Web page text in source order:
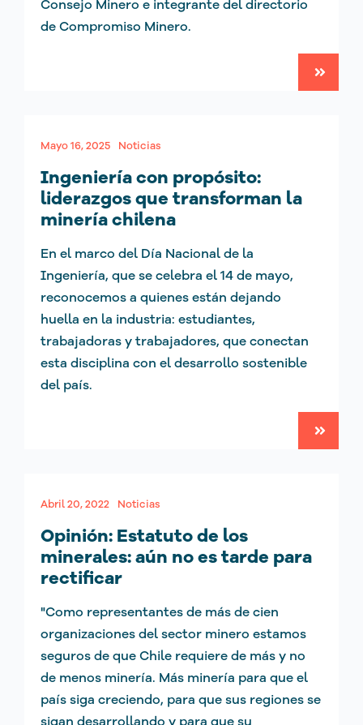
Consejo Minero e integrante del directorio
de Compromiso Minero.
Mayo 16, 2025 Noticias
Ingeniería con propósito:
liderazgos que transforman la
minería chilena
En el marco del Día Nacional de la
Ingeniería, que se celebra el 14 de mayo,
reconocemos a quienes están dejando
huella en la industria: estudiantes,
trabajadoras y trabajadores, que conectan
esta disciplina con el desarrollo sostenible
del país.
Abril 20, 2022 Noticias
Opinión: Estatuto de los
minerales: aún no es tarde para
rectificar
"Como representantes de más de cien
organizaciones del sector minero estamos
seguros de que Chile requiere de más y no
de menos minería. Más minería para que el
país siga creciendo, para que sus regiones se
sigan desarrollando y para que su